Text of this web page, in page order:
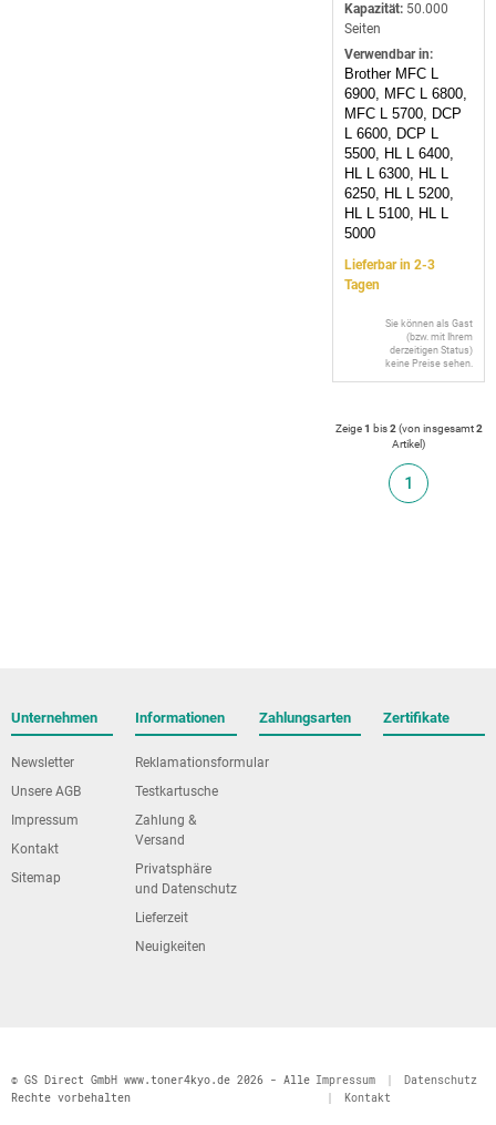
Kapazität: 50.000
Seiten
Verwendbar in:
Brother MFC L
6900, MFC L 6800,
MFC L 5700, DCP
L 6600, DCP L
5500, HL L 6400,
HL L 6300, HL L
6250, HL L 5200,
HL L 5100, HL L
5000
Lieferbar in 2-3
Tagen
Sie können als Gast
(bzw. mit Ihrem
derzeitigen Status)
keine Preise sehen.
Zeige1 bis2(von insgesamt2
Artikel)
1
Unternehmen
Newsletter
Unsere AGB
Impressum
Kontakt
Sitemap
Informationen
Reklamationsformular
Testkartusche
Zahlung &
Versand
Privatsphäre
und Datenschutz
Lieferzeit
Neuigkeiten
Zahlungsarten Zertifikate
© GS Direct GmbH www.toner4kyo.de 2026 - Alle
Rechte vorbehalten
Impressum
Datenschutz
Kontakt